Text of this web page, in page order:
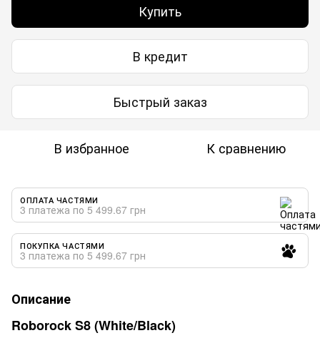
Купить
В кредит
Быстрый заказ
В избранное К сравнению
ОПЛАТА ЧАСТЯМИ
3 платежа по 5 499.67 грн
ПОКУПКА ЧАСТЯМИ
3 платежа по 5 499.67 грн
Описание
Roborock S8 (White/Black)